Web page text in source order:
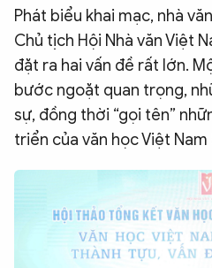
eMagazine
Video
Infographic
Chuyên trang An ninh thế giớiVăn
Chuyên đề
Phát biểu khai mạc, nhà
Chủ tịch Hội Nhà văn Việt
đặt ra hai vấn đề rất lớn.
bước ngoặt quan trọng,
sự, đồng thời “gọi tên”
triển của văn học Việt Nam